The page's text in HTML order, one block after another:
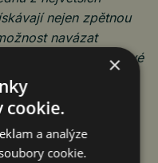
nejen zpětnou
navázat
a dále rozvíjet své
projekt MOJE VIZE
realizuje.
praxí
×
cookie.
a analýze
cookie.